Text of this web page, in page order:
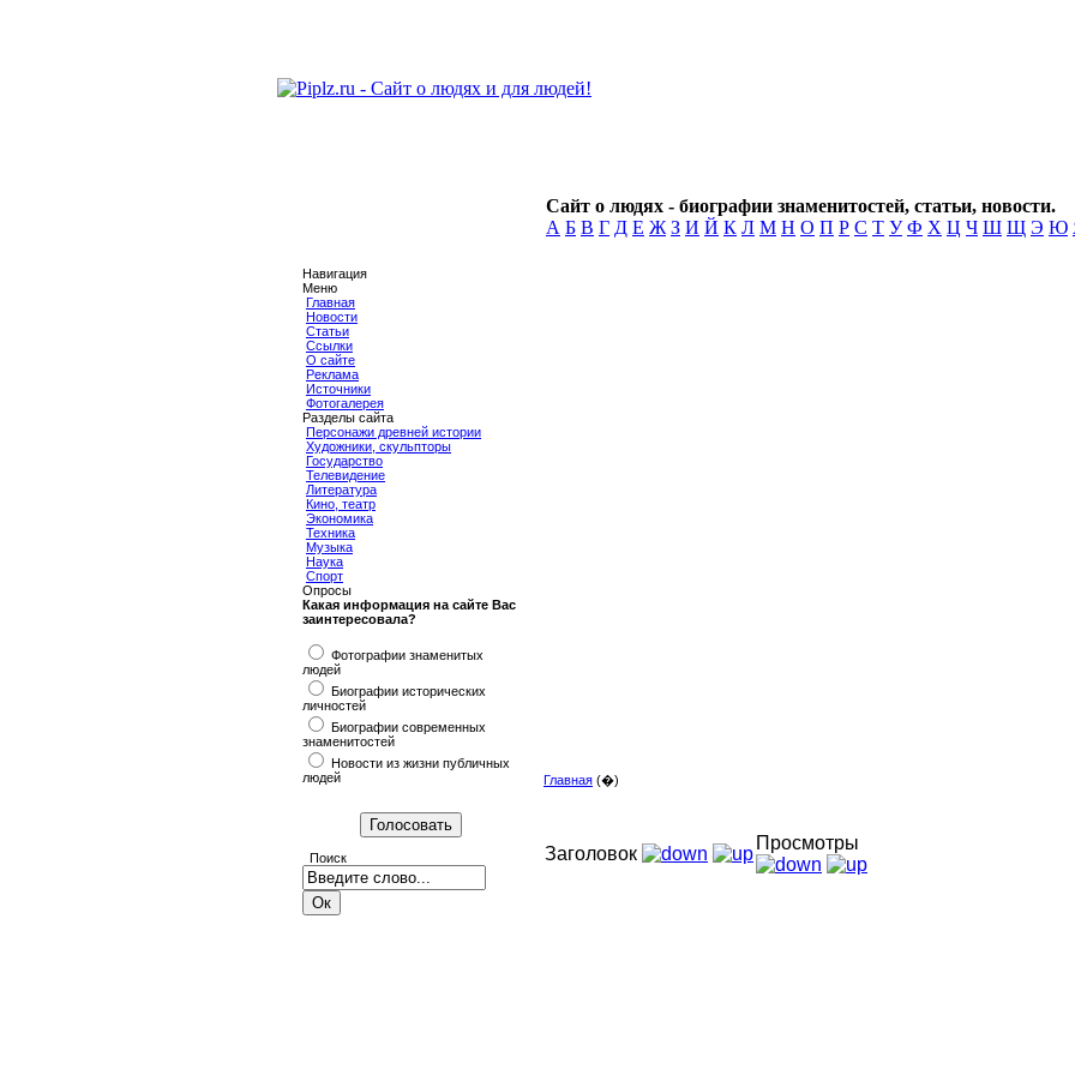
Сайт о людях - биографии знаменитостей, статьи, новости.
А Б В Г Д Е Ж З И Й К Л М Н О П Р С Т У Ф Х Ц Ч Ш Щ Э Ю
Навигация
Меню
Главная
Новости
Статьи
Ссылки
О сайте
Реклама
Источники
Фотогалерея
Разделы сайта
Персонажи древней истории
Художники, скульпторы
Государство
Телевидение
Литература
Кино, театр
Экономика
Техника
Музыка
Наука
Спорт
Опросы
Какая информация на сайте Вас
заинтересовала?
Фотографии знаменитых
людей
Биографии исторических
личностей
Биографии современных
знаменитостей
Новости из жизни публичных
людей
Поиск
Главная (�)
Заголовок
Просмотры